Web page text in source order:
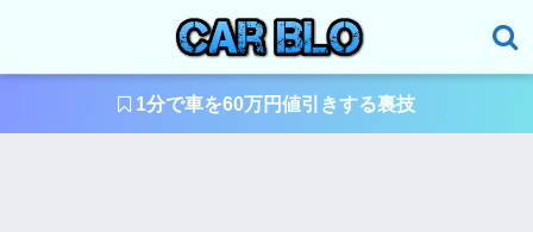
1分で車を60万円値引きする裏技